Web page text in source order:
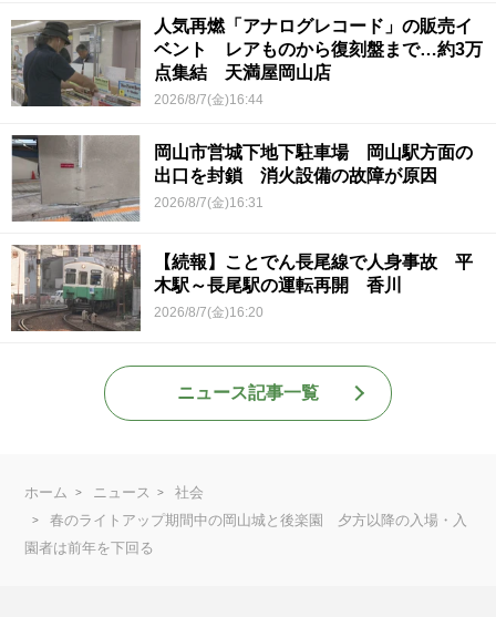
人気再燃「アナログレコード」の販売イ
ベント レアものから復刻盤まで…約3万
点集結 天満屋岡山店
2026/8/7(金)16:44
岡山市営城下地下駐車場 岡山駅方面の
出口を封鎖 消火設備の故障が原因
2026/8/7(金)16:31
【続報】ことでん長尾線で人身事故 平
木駅～長尾駅の運転再開 香川
2026/8/7(金)16:20
ニュース記事一覧
ホーム ニュース
社会
春のライトアップ期間中の岡山城と後楽園 夕方以降の入場・入
園者は前年を下回る